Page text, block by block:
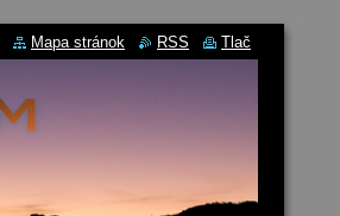
Mapa stránok RSS Tlač